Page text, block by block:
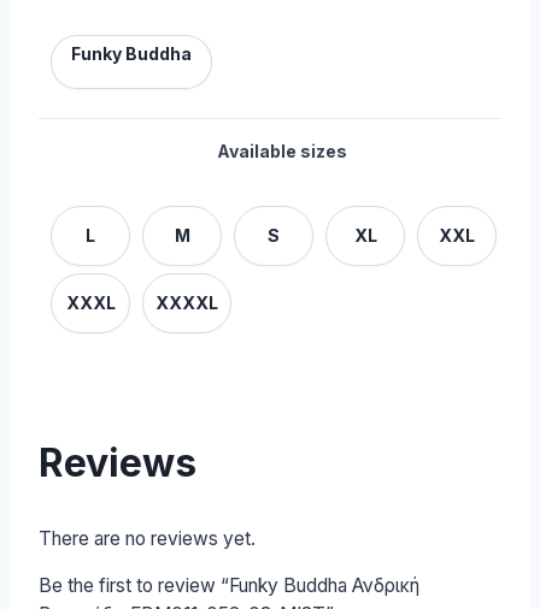
Funky Buddha
Available sizes
L M S XL XXL
XXXL XXXXL
Reviews
There are no reviews yet.
Be the first to review “Funky Buddha Ανδρική